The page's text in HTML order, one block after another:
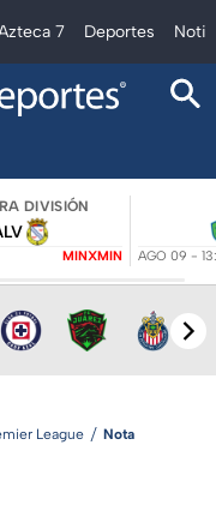
7 Deportes
DIVISIÓN
MINXMIN AGO 09 -
League Nota